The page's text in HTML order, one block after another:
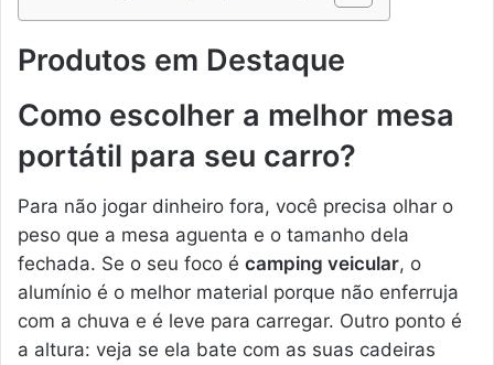
Produtos em Destaque
Como escolher a melhor mesa
portátil para seu carro?
Para não jogar dinheiro fora, você precisa olhar o
peso que a mesa aguenta e o tamanho dela
fechada. Se o seu foco é camping veicular, o
alumínio é o melhor material porque não enferruja
com a chuva e é leve para carregar. Outro ponto é
a altura: veja se ela bate com as suas cadeiras